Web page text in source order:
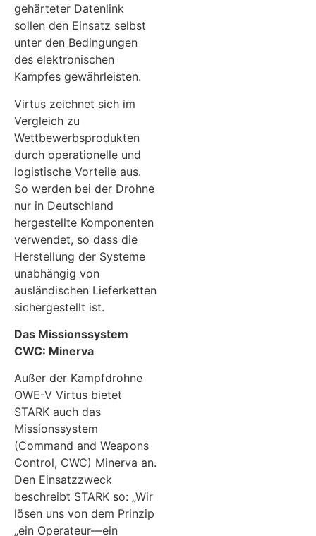
gehärteter Datenlink
sollen den Einsatz selbst
unter den Bedingungen
des elektronischen
Kampfes gewährleisten.
Virtus zeichnet sich im
Vergleich zu
Wettbewerbsprodukten
durch operationelle und
logistische Vorteile aus.
So werden bei der Drohne
nur in Deutschland
hergestellte Komponenten
verwendet, so dass die
Herstellung der Systeme
unabhängig von
ausländischen Lieferketten
sichergestellt ist.
Das Missionssystem
CWC: Minerva
Außer der Kampfdrohne
OWE-V Virtus bietet
STARK auch das
Missionssystem
(Command and Weapons
Control, CWC) Minerva an.
Den Einsatzzweck
beschreibt STARK so: „Wir
lösen uns von dem Prinzip
„ein Operateur—ein